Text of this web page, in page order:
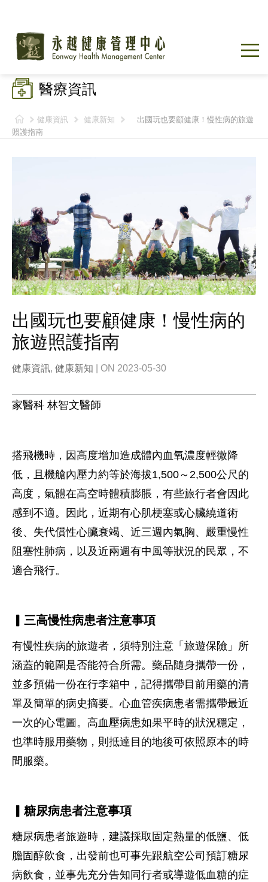
醫療資訊
健康資訊 健康新知
出國玩也要顧健康！慢性病的旅遊
照護指南
出國玩也要顧健康！慢性病的
旅遊照護指南
健康資訊, 健康新知 | ON 2023-05-30
家醫科 林智文醫師
搭飛機時，因高度增加造成體內血氧濃度輕微降
低，且機艙內壓力約等於海拔1,500～2,500公尺的
高度，氣體在高空時體積膨脹，有些旅行者會因此
感到不適。因此，近期有心肌梗塞或心臟繞道術
後、失代償性心臟衰竭、近三週內氣胸、嚴重慢性
阻塞性肺病，以及近兩週有中風等狀況的民眾，不
適合飛行。
▎三高慢性病患者注意事項
有慢性疾病的旅遊者，須特別注意「旅遊保險」所
涵蓋的範圍是否能符合所需。藥品隨身攜帶一份，
並多預備一份在行李箱中，記得攜帶目前用藥的清
單及簡單的病史摘要。心血管疾病患者需攜帶最近
一次的心電圖。高血壓病患如果平時的狀況穩定，
也準時服用藥物，則抵達目的地後可依照原本的時
間服藥。
▎糖尿病患者注意事項
糖尿病患者旅遊時，建議採取固定熱量的低鹽、低
膽固醇飲食，出發前也可事先跟航空公司預訂糖尿
病飲食，並事先充分告知同行者或導遊低血糖的症